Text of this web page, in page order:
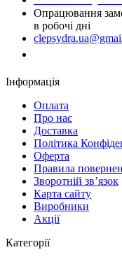
Опрацювання
в робочі дні
Інформація
Оплата
Про нас
Доставка
Політика
Оферта
Правила
Зворотній зв’язок
Карта сайту
Виробники
Акції
Категорії